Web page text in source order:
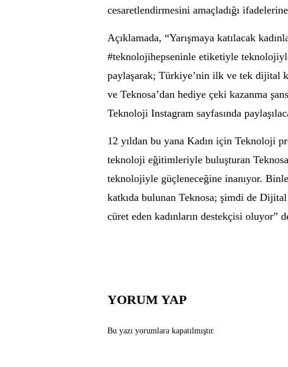
cesaretlendirmesini amaçladığı
Açıklamada, “Yarışmaya katılacak
#teknolojihepseninle etiketiyle
paylaşarak; Türkiye’nin ilk ve tek dijital
ve Teknosa’dan hediye çeki kazanma
Teknoloji Instagram sayfasında
12 yıldan bu yana Kadın için Teknoloji
teknoloji eğitimleriyle buluşturan
teknolojiyle güçleneceğine inanıyor.
katkıda bulunan Teknosa; şimdi de
cüret eden kadınların destekçisi oluyor”
YORUM YAP
Bu yazı yorumlara kapatılmıştır.